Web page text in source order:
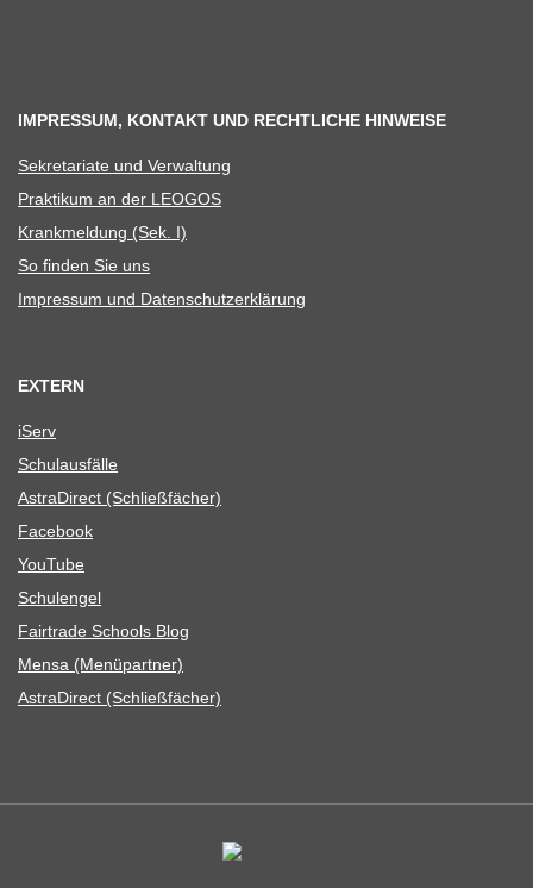
IMPRESSUM, KONTAKT UND RECHTLICHE HINWEISE
Sekre­ta­riate und Verwaltung
Prak­ti­kum an der LEOGOS
Krank­mel­dung (Sek. I)
So fin­den Sie uns
Impres­sum und Datenschutzerklärung
EXTERN
iServ
Schul­aus­fälle
Astra­Di­rect (Schließ­fä­cher)
Face­book
You­Tube
Schul­en­gel
Fair­trade Schools Blog
Mensa (Menü­part­ner)
Astra­Di­rect (Schließ­fä­cher)